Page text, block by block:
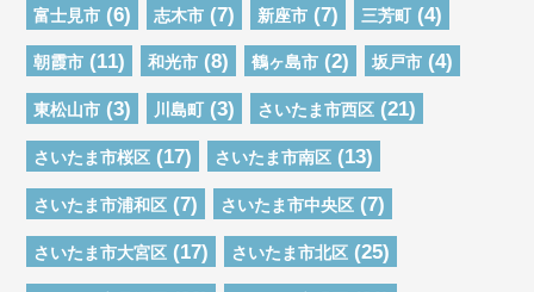
富士見市 (6) 志木市 (7) 新座市 (7) 三芳町 (4)
朝霞市 (11) 和光市 (8) 鶴ヶ島市 (2) 坂戸市 (4)
東松山市 (3) 川島町 (3) さいたま市西区 (21)
さいたま市桜区 (17) さいたま市南区 (13)
さいたま市浦和区 (7) さいたま市中央区 (7)
さいたま市大宮区 (17) さいたま市北区 (25)